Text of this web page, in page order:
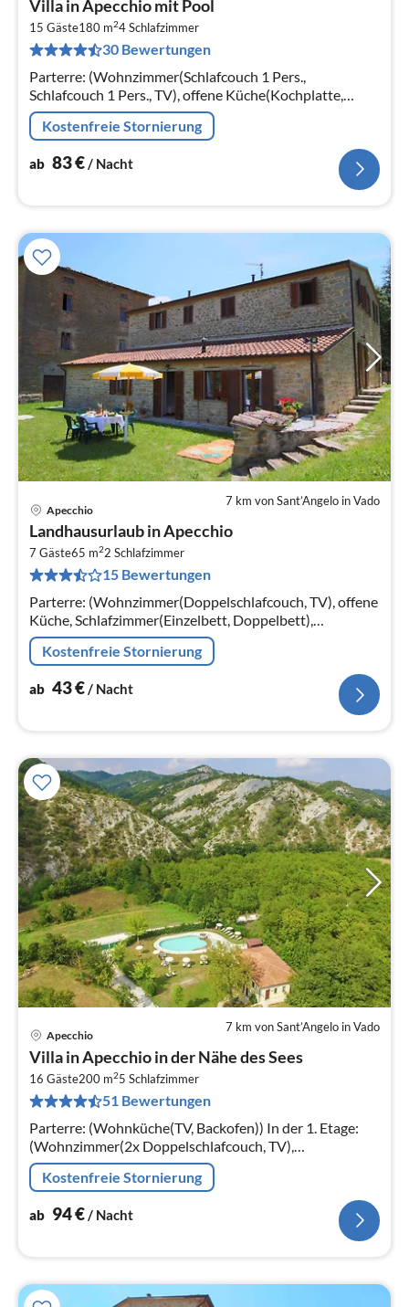
Villa in Apecchio mit Pool
15 Gäste180 m24Schlafzimmer
30 Bewertungen
Parterre: (Wohnzimmer(Schlafcouch 1 Pers.,
Schlafcouch 1 Pers., TV), offene Küche(Kochplatte,
Backofen, Kühl-/Gefrierkombination),
Schlafzimmer(Einzelbett, Doppelbett)
Kostenfreie Stornierung
ab 83€/ Nacht
7 km von Sant’Angelo in Vado
Apecchio
Landhausurlaub in Apecchio
7 Gäste65 m22 Schlafzimmer
15 Bewertungen
Parterre: (Wohnzimmer(Doppelschlafcouch, TV), offene
Küche, Schlafzimmer(Einzelbett, Doppelbett),
Schlafzimmer(Doppelbett), Badezimmer(Dusche,
Waschbecken, Toilette, Bidet))
Kostenfreie Stornierung
ab 43€/ Nacht
7 km von Sant’Angelo in Vado
Apecchio
Villa in Apecchio in der Nähe des Sees
16 Gäste200 m25 Schlafzimmer
51 Bewertungen
Parterre: (Wohnküche(TV, Backofen)) In der 1. Etage:
(Wohnzimmer(2x Doppelschlafcouch, TV),
Schlafzimmer(Einzelbett, Doppelbett),
Schlafzimmer(Einzelbett, Doppelbett)
Kostenfreie Stornierung
ab 94€/ Nacht